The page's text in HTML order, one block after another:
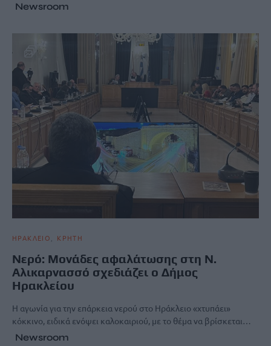
Newsroom
ΗΡΑΚΛΕΙΟ ΚΡΗΤΗ
Νερό: Μονάδες αφαλάτωσης στη Ν.
Αλικαρνασσό σχεδιάζει ο Δήμος
Ηρακλείου
Η αγωνία για την επάρκεια νερού στο Ηράκλειο «χτυπάει»
κόκκινο, ειδικά ενόψει καλοκαιριού, με το θέμα να βρίσκεται…
Newsroom